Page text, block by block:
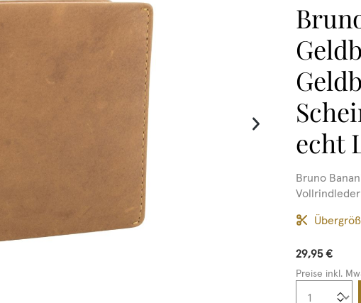
echt
Bruno
29,95 €
Preise inkl.